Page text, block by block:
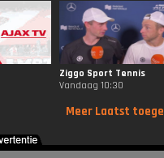
Ziggo Sport Tennis
Vandaag 10:30
Meer Laatst